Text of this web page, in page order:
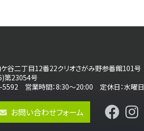
二丁目12番22クリオさがみ野参番館101号
第23054号
営業時間：8:30～20:00 定休日：水曜日
お問い合わせフォーム